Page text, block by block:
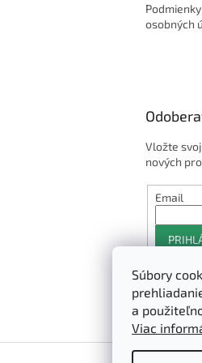
Súbory
a
Viac
osobných
Vložte
nových
Email